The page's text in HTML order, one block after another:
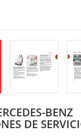
BENZ
DE